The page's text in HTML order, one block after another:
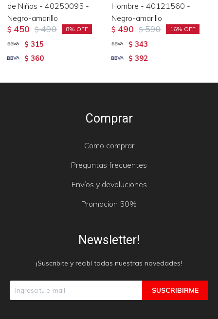
de Niños - 40250095 -
Negro-amarillo
$ 450 $ 490 8
$ 315
$ 360
Hombre - 40121560 -
Negro-amarillo
$ 490 $ 590 16
$ 343
$ 392
Comprar
Como comprar
Preguntas frecuentes
Envíos y devoluciones
Promocion 50%
Newsletter!
¡Suscribite y recibí todas nuestras novedades!
SUSCRIBIRME